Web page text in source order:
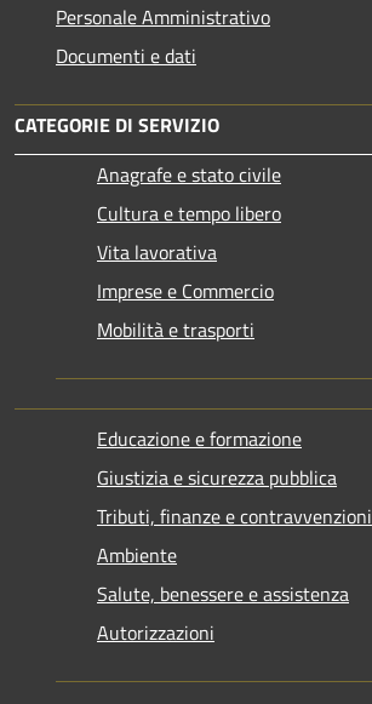
Personale Amministrativo
Documenti e dati
CATEGORIE DI SERVIZIO
Anagrafe e stato civile
Cultura e tempo libero
Vita lavorativa
Imprese e Commercio
Mobilità e trasporti
Educazione e formazione
Giustizia e sicurezza pubblica
Tributi, finanze e contravvenzioni
Ambiente
Salute, benessere e assistenza
Autorizzazioni